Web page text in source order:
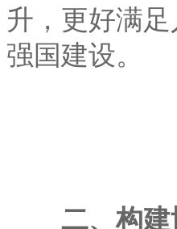
升，更好满
强国建设。
二、构